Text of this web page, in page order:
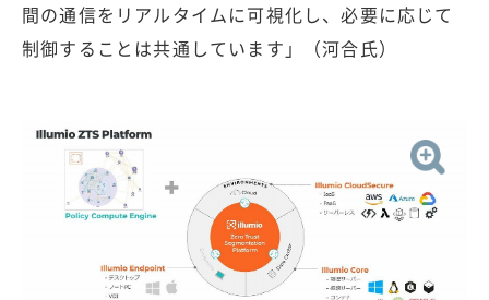
間の通信をリアルタイムに可視化し、必要に応じて
制御することは共通しています」（河合氏）